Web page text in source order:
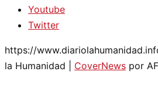
Youtube
Twitter
https://
la Humanidad
CoverNews por